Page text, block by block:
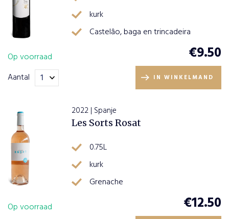
kurk
Castelâo, baga en trincadeira
Op voorraad
€9.50
Aantal IN WINKELMAND
2022 | Spanje
Les Sorts Rosat
0.75L
kurk
Grenache
Op voorraad
€12.50
BESTELLING